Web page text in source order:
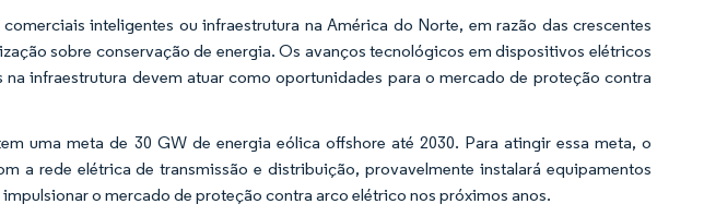
inteligentes ou infraestrutura na América do Norte, em razão das crescentes
sobre conservação de energia. Os avanços tecnológicos em dispositivos elétricos
infraestrutura devem atuar como oportunidades para o mercado de proteção contra
uma meta de 30 GW de energia eólica offshore até 2030. Para atingir essa meta, o
a rede elétrica de transmissão e distribuição, provavelmente instalará equipamentos
o mercado de proteção contra arco elétrico nos próximos anos.